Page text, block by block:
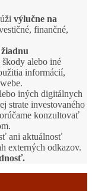
výlučne na
finančné,
žiadnu
alebo iné
informácií,
iných digitálnych
strate investovaného
konzultovať
ani aktuálnosť
externých odkazov.